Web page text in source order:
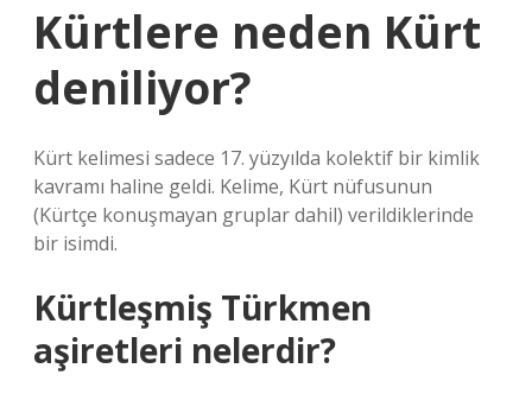
Kürtlere neden Kürt
deniliyor?
Kürt kelimesi sadece 17. yüzyılda kolektif bir kimlik
kavramı haline geldi. Kelime, Kürt nüfusunun
(Kürtçe konuşmayan gruplar dahil) verildiklerinde
bir isimdi.
Kürtleşmiş Türkmen
aşiretleri nelerdir?